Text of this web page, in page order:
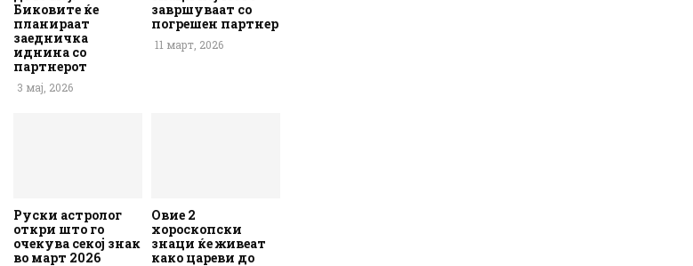
Биковите ќе
планираат
заедничка
иднина со
партнерот
3 мај, 2026
завршуваат со
погрешен партнер
11 март, 2026
Руски астролог
откри што го
очекува секој знак
во март 2026
Овие 2
хороскопски
знаци ќе живеат
како цареви до